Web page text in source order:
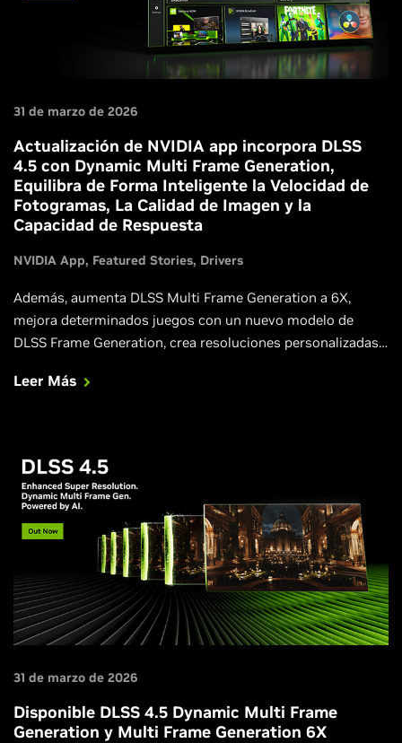
31 de marzo de 2026
Actualización de NVIDIA app incorpora DLSS
4.5 con Dynamic Multi Frame Generation,
Equilibra de Forma Inteligente la Velocidad de
Fotogramas, La Calidad de Imagen y la
Capacidad de Respuesta
NVIDIA App Featured Stories Drivers
Además, aumenta DLSS Multi Frame Generation a 6X,
mejora determinados juegos con un nuevo modelo de
DLSS Frame Generation, crea resoluciones personalizadas
12 tras una actualización del driver, lo que acelera los
Leer Más
31 de marzo de 2026
Disponible DLSS 4.5 Dynamic Multi Frame
Generation y Multi Frame Generation 6X